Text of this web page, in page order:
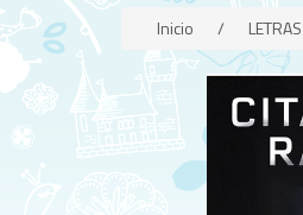
Inicio / LETRAS